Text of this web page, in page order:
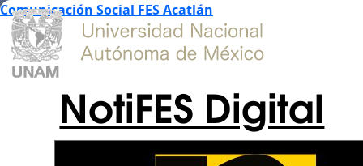
Comunicación Social FES Acatlán
NotiFES Digital